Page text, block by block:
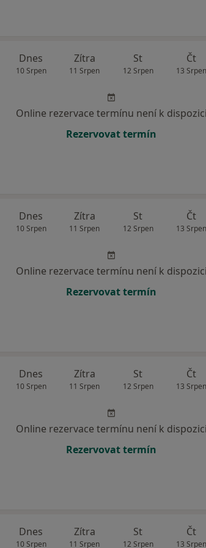
Dnes
10 Srpen
Zítra
11 Srpen
St
12 Srpen
Čt
13 Srpen
Online rezervace termínu není k dispozici
Rezervovat termín
Dnes
10 Srpen
Zítra
11 Srpen
St
12 Srpen
Čt
13 Srpen
Online rezervace termínu není k dispozici
Rezervovat termín
Dnes
10 Srpen
Zítra
11 Srpen
St
12 Srpen
Čt
13 Srpen
Online rezervace termínu není k dispozici
Rezervovat termín
Dnes
10 Srpen
Zítra
11 Srpen
St
12 Srpen
Čt
13 Srpen